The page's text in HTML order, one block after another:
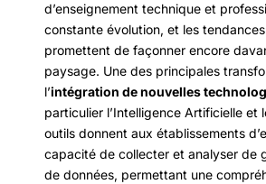
d’enseignement technique et
constante évolution, et les
promettent de façonner encore
paysage. Une des principales
l’intégration de nouvelles
particulier l’Intelligence Artificielle et
outils donnent aux établissements
capacité de collecter et analyser de
de données, permettant une